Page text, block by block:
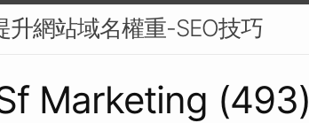
升網站域名權重-SEO技巧
Marketing (493)